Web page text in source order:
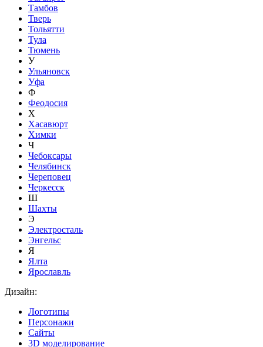
Тамбов
Тверь
Тольятти
Тула
Тюмень
У
Ульяновск
Уфа
Ф
Феодосия
Х
Хасавюрт
Химки
Ч
Чебоксары
Челябинск
Череповец
Черкесск
Ш
Шахты
Э
Электросталь
Энгельс
Я
Ялта
Ярославль
Дизайн:
Логотипы
Персонажи
Сайты
3D моделирование